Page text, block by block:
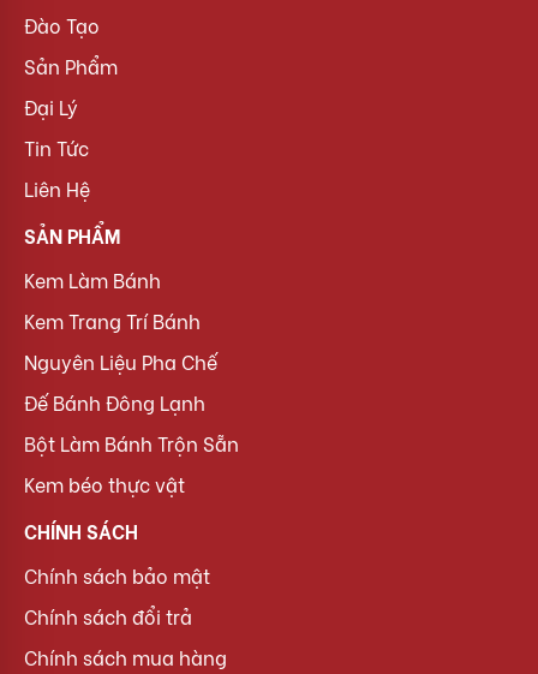
Đào Tạo
Sản Phẩm
Đại Lý
Tin Tức
Liên Hệ
SẢN PHẨM
Kem Làm Bánh
Kem Trang Trí Bánh
Nguyên Liệu Pha Chế
Đế Bánh Đông Lạnh
Bột Làm Bánh Trộn Sẵn
Kem béo thực vật
CHÍNH SÁCH
Chính sách bảo mật
Chính sách đổi trả
Chính sách mua hàng